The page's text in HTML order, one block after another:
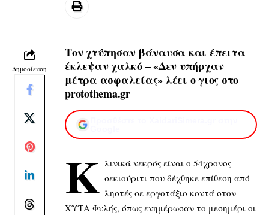
Δημοσίευση
Τον χτύπησαν βάναυσα και έπειτα
έκλεψαν χαλκό – «Δεν υπήρχαν
μέτρα ασφαλείας» λέει ο γιος στο
protothema.gr
Κ λινικά νεκρός είναι ο 54χρονος
σεκιούριτι που δέχθηκε επίθεση από
ληστές σε εργοτάξιο κοντά στον
ΧΥΤΑ Φυλής, όπως ενημέρωσαν το μεσημέρι οι